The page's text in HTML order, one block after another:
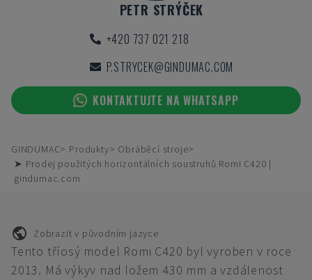
PETR STRÝČEK
+420 737 021 218
P.STRYCEK@GINDUMAC.COM
KONTAKTUJTE NA WHATSAPP
GINDUMAC Produkty
Obráběcí stroje
➤ Prodej použitých horizontálních soustruhů Romi C420 |
gindumac.com
Zobrazit v původním jazyce
Tento tříosý model Romi C420 byl vyroben v roce
2013. Má výkyv nad ložem 430 mm a vzdálenost